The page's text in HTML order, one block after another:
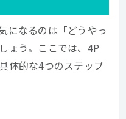
になるのは「どうやっ
ょう。ここでは、4P
体的な4つのステップ